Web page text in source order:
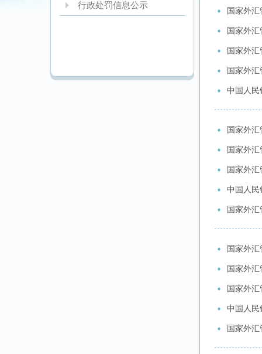
行政处罚信息公示
国家外
国家外
国家外
国家外
中国人民
国家外
国家外
国家外
中国人民
国家外
国家外
国家外
国家外
中国人民
国家外